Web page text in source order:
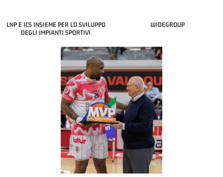
LNP E ICS INSIEME PER LO SVILUPPO
DEGLI IMPIANTI SPORTIVI
WIDEGROUP